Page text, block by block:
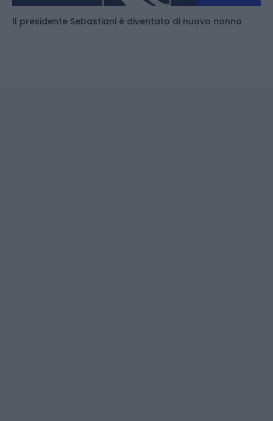
Il presidente Sebastiani è diventato di nuovo nonno